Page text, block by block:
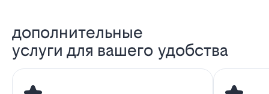
дополнительные
услуги для вашего удобства